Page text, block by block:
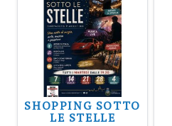
SHOPPING SOTTO
LE STELLE